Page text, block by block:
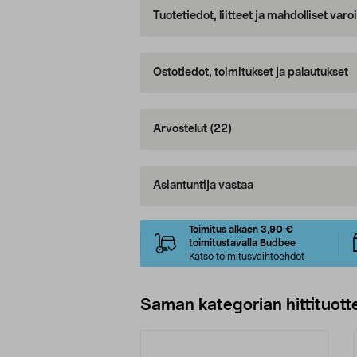
Tuotetiedot, liitteet ja mahdolliset
Ostotiedot, toimitukset ja palautukset
Arvostelut (22)
Asiantuntija vastaa
Toimitus alkaen 3,90 €
toimitustavalla Budbee
Katso toimitusvaihtoehdot
Saman kategorian